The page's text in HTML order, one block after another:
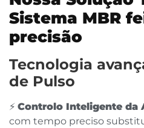
Sistema MBR
precisão
Tecnologia
de Pulso
⚡ Controlo Inteligente da
com tempo preciso